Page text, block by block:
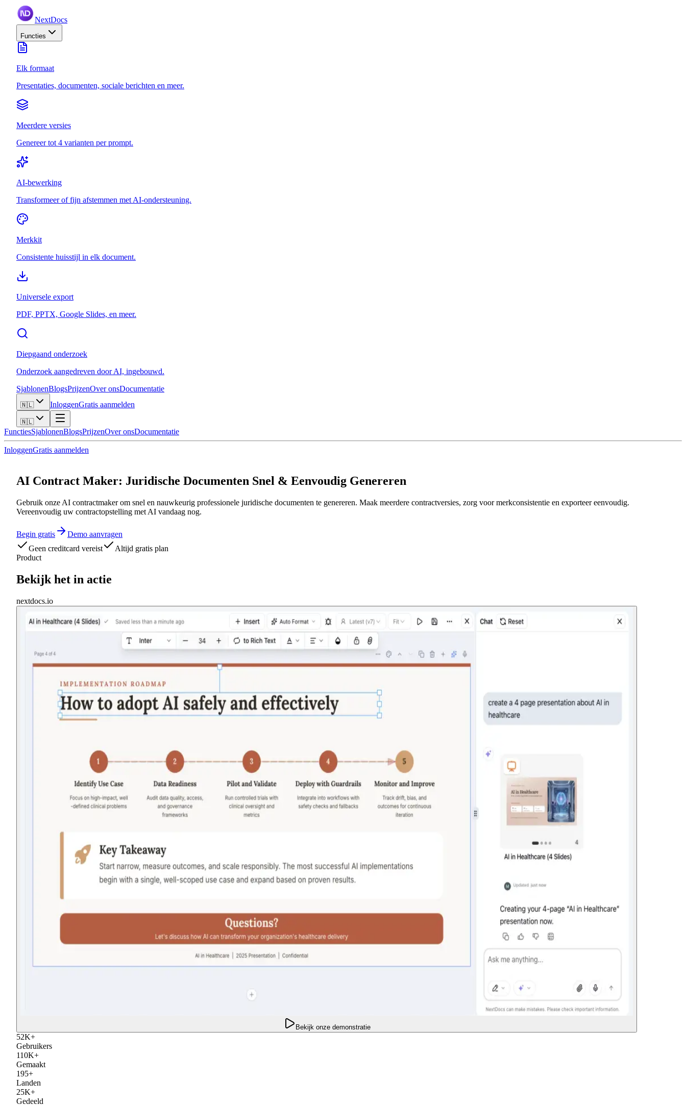
NextDocs
Functies
Elk formaat
Presentaties, documenten, sociale berichten en meer.
Meerdere versies
Genereer tot 4 varianten per prompt.
AI-bewerking
Transformeer of fijn afstemmen met AI-ondersteuning.
Merkkit
Consistente huisstijl in elk document.
Universele export
PDF, PPTX, Google Slides, en meer.
Diepgaand onderzoek
Onderzoek aangedreven door AI, ingebouwd.
SjablonenBlogsPrijzenOver onsDocumentatie
🇳🇱 InloggenGratis aanmelden
🇳🇱
FunctiesSjablonenBlogsPrijzenOver onsDocumentatie
InloggenGratis aanmelden
AI Contract Maker: Juridische Documenten Snel & Eenvoudig Genereren
Gebruik onze AI contractmaker om snel en nauwkeurig professionele juridische documenten te genereren. Maak meerdere contractversies, zorg voor merkconsistentie en exporteer eenvoudig.
Vereenvoudig uw contractopstelling met AI vandaag nog.
Begin gratis
Demo aanvragen
Geen creditcard vereist
Altijd gratis plan
Product
Bekijk het in actie
nextdocs.io
Bekijk onze demonstratie
52K+
Gebruikers
110K+
Gemaakt
195+
Landen
25K+
Gedeeld